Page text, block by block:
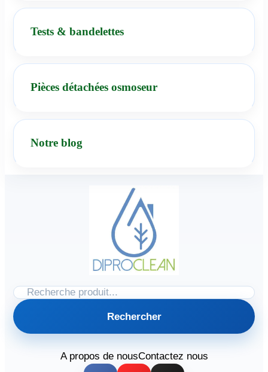
Tests & bandelettes
Pièces détachées osmoseur
Notre blog
Rechercher
A propos de nousContactez nous